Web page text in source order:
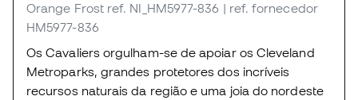
Orange Frost ref. NI_HM5977-836 | ref. fornecedor
HM5977-836
Os Cavaliers orgulham-se de apoiar os Cleveland
Metroparks, grandes protetores dos incríveis
recursos naturais da região e uma joia do nordeste